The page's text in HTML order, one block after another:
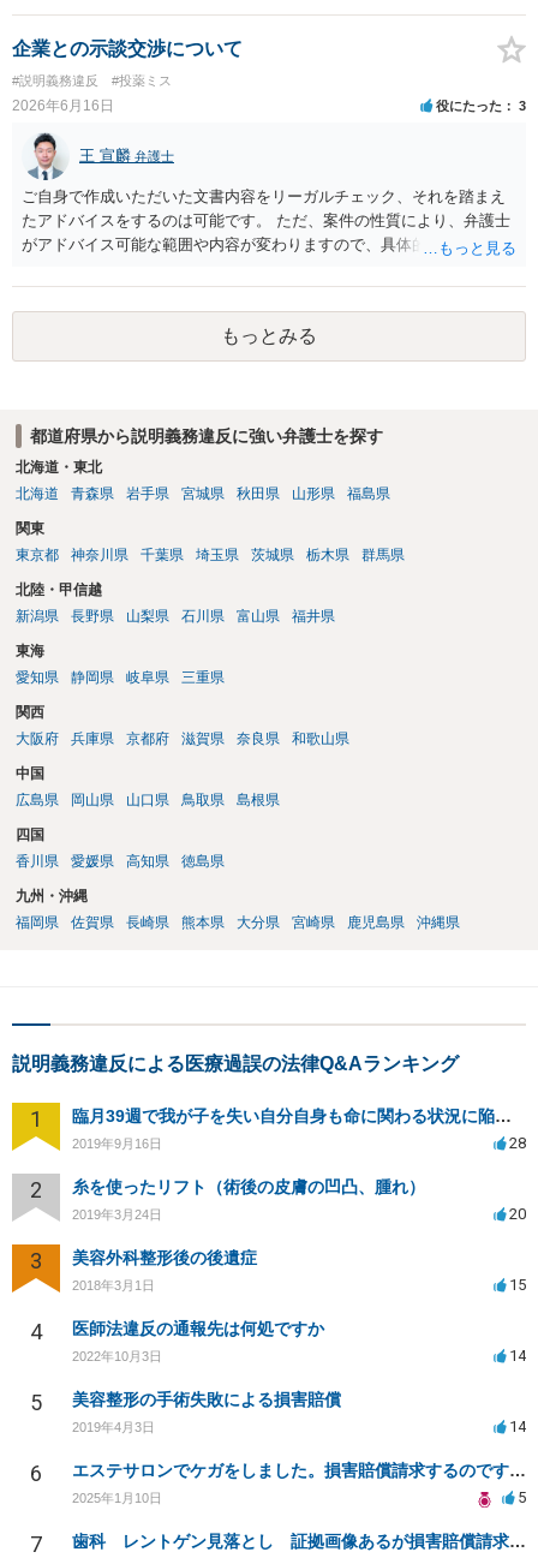
ております。）この病院で不妊治療を継続されるご意向があるのか、
をよく確認することが適切な解決に向かうためには重要だと考えま
す。
といえるのか等々が問題になると思います。 看護記録などの資料を取
り寄せて分析する必要がありそうです。
企業との示談交渉について
#説明義務違反 #投薬ミス
2026年6月16日 役にたった 3
王 宣麟 弁護士
ご自身で作成いただいた文書内容をリーガルチェック、それを踏まえ
たアドバイスをするのは可能です。 ただ、案件の性質により、弁護士
がアドバイス可能な範囲や内容が変わりますので、具体的な状況と共
す）。
もっとみる
都道府県から説明義務違反に強い弁護士を探す
北海道・東北
北海道
青森県 岩手県 宮城県 秋田県 山形県 福島県
関東
東京都
神奈川県 千葉県 埼玉県 茨城県 栃木県 群馬県
北陸・甲信越
新潟県
長野県 山梨県 石川県 富山県 福井県
東海
愛知県
静岡県 岐阜県 三重県
関西
大阪府
兵庫県 京都府 滋賀県 奈良県 和歌山県
中国
広島県
岡山県 山口県 鳥取県 島根県
四国
香川県
愛媛県 高知県 徳島県
九州・沖縄
福岡県
佐賀県 長崎県 熊本県 大分県 宮崎県 鹿児島県 沖縄県
説明義務違反による医療過誤の法律Q&Aランキング
1 臨月39週で我が子を失い自分自身も命に関わる状況に陥り病院側を訴える事が出来ますか？
2019年9月16日 28
2 糸を使ったリフト（術後の皮膚の凹凸、腫れ）
2019年3月24日 20
3 美容外科整形後の後遺症
2018年3月1日 15
4 医師法違反の通報先は何処ですか
2022年10月3日 14
5 美容整形の手術失敗による損害賠償
2019年4月3日 14
6 エステサロンでケガをしました。損害賠償請求するのですが相場がわかりません。
2025年1月10日 5
7 歯科 レントゲン見落とし 証拠画像あるが損害賠償請求出来ますでしょうか？